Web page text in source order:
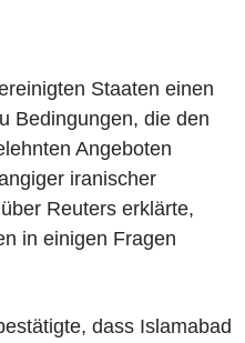
Staaten einen
Bedingungen, die den
Angeboten
iranischer
Reuters erklärte,
in einigen Fragen
dass Islamabad